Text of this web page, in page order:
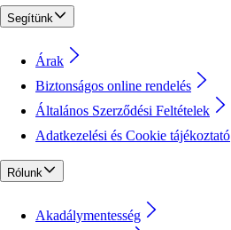
Segítünk
Árak
Biztonságos online rendelés
Általános Szerződési Feltételek
Adatkezelési és Cookie tájékoztató
Rólunk
Akadálymentesség